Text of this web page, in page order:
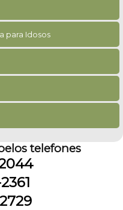
para Idosos
telefones